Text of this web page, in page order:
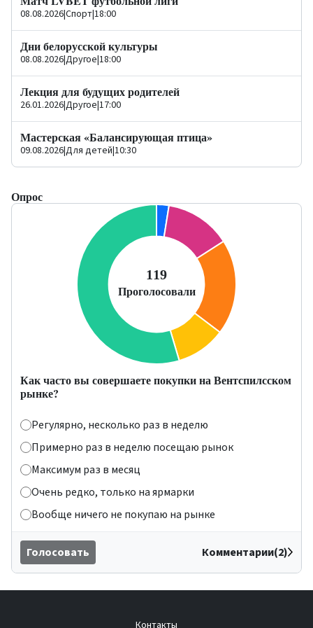
08.08.2026|Спорт|18:00
Дни белорусской культуры
08.08.2026|Другое|18:00
Лекция для будущих родителей
26.01.2026|Другое|17:00
Мастерская «Балансирующая птица»
09.08.2026|Для детей|10:30
Опрос
Как часто вы совершаете покупки на Вентспилсском
рынке?
Регулярно, несколько раз в неделю
Примерно раз в неделю посещаю рынок
Максимум раз в месяц
Очень редко, только на ярмарки
Вообще ничего не покупаю на рынке
Голосовать Комментарии(2)
Контакты